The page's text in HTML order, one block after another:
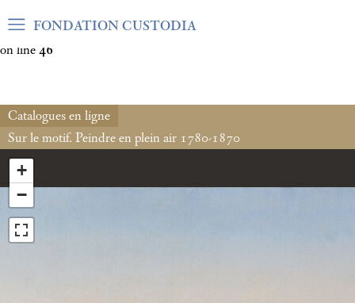
Warning: Undefined array key "var_mode" in
on line 46
FONDATION CUSTODIA
Catalogues en ligne
Sur le motif. Peindre en plein air 1780-1870
+
−